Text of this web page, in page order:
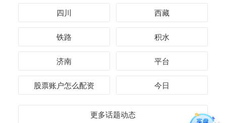
四川 西藏
铁路 积水
济南 平台
股票账户怎么配资 今日
更多话题动态